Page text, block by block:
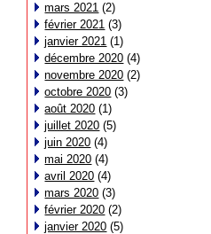
mars 2021 (2)
février 2021 (3)
janvier 2021 (1)
décembre 2020 (4)
novembre 2020 (2)
octobre 2020 (3)
août 2020 (1)
juillet 2020 (5)
juin 2020 (4)
mai 2020 (4)
avril 2020 (4)
mars 2020 (3)
février 2020 (2)
janvier 2020 (5)